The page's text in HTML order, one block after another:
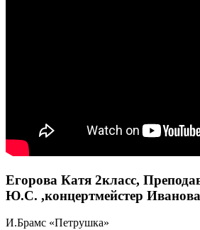
Егорова Катя 2класс,
Ю.С. ,концертмейстер
И.Брамс «Петрушка»